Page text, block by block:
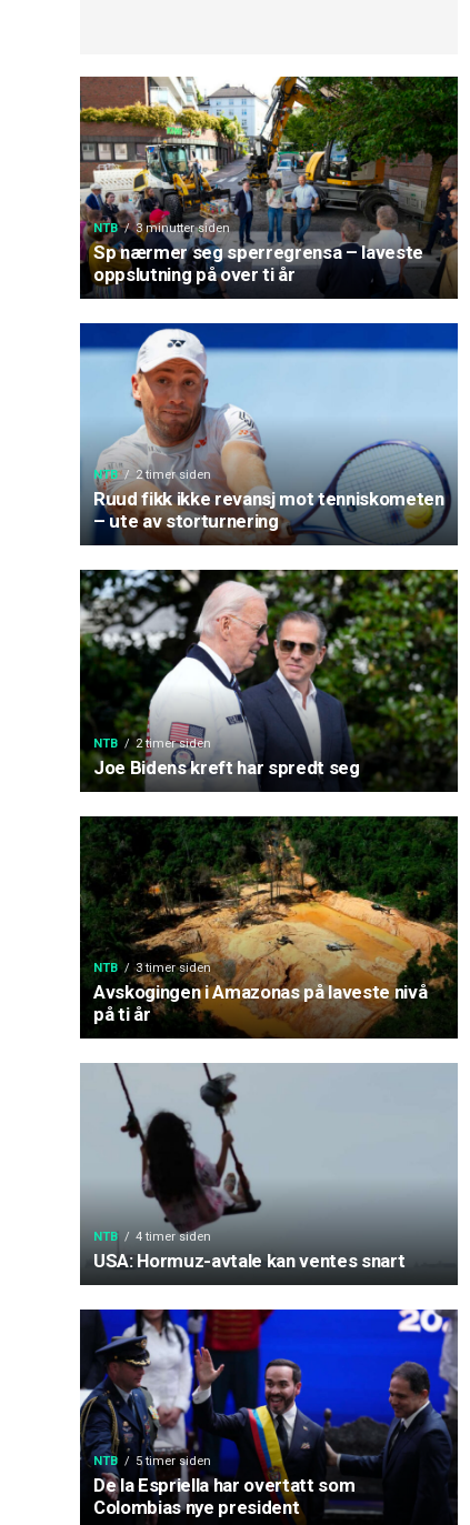
NTB 3 minutter siden
Sp nærmer seg sperregrensa – laveste
oppslutning på over ti år
NTB 2 timer siden
Ruud fikk ikke revansj mot tenniskometen
– ute av storturnering
NTB 2 timer siden
Joe Bidens kreft har spredt seg
NTB 3 timer siden
Avskogingen i Amazonas på laveste nivå
på ti år
NTB 4 timer siden
USA: Hormuz-avtale kan ventes snart
NTB 5 timer siden
De la Espriella har overtatt som
Colombias nye president